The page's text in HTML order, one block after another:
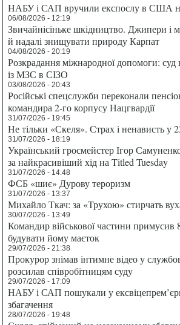
НАБУ і САП вручили експослу в США
06/08/2026 - 12:19
Звичайнісіньке шкідництво. Джипери і
й надалі знищувати природу Карпат
04/08/2026 - 20:19
Розкрадання міжнародної допомоги: суд
із МЗС в СІЗО
03/08/2026 - 20:43
Російські спецслужби переконали
командира 2-го корпусу Нацгвардії
31/07/2026 - 19:45
Не тільки «Скеля». Страх і ненависть
31/07/2026 - 18:19
Український гросмейстер Ігор
за найкрасивіший хід на Titled Tuesday
31/07/2026 - 14:48
ФСБ «шиє» Дурову тероризм
31/07/2026 - 13:37
Михайло Ткач: за «Трухою» стирчать
30/07/2026 - 13:49
Командир військової частини примусив
будувати йому маєток
29/07/2026 - 21:38
Прокурор знімав інтимне відео у
розсилав співробітницям суду
29/07/2026 - 17:09
НАБУ і САП пошукали у
збагачення
28/07/2026 - 19:48